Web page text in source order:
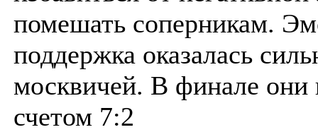
помешать соперникам.
поддержка оказалась
москвичей. В финале они
счетом 7:2